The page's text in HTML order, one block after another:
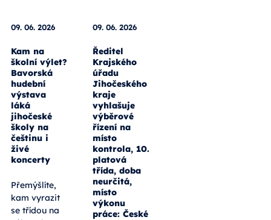
09. 06. 2026
Kam na
školní výlet?
Bavorská
hudební
výstava
láká
jihočeské
školy na
češtinu i
živé
koncerty
Přemýšlíte,
kam vyrazit
se třídou na
09. 06. 2026
Ředitel
Krajského
úřadu
Jihočeského
kraje
vyhlašuje
výběrové
řízení na
místo
kontrola, 10.
platová
třída, doba
neurčitá,
místo
výkonu
práce: České